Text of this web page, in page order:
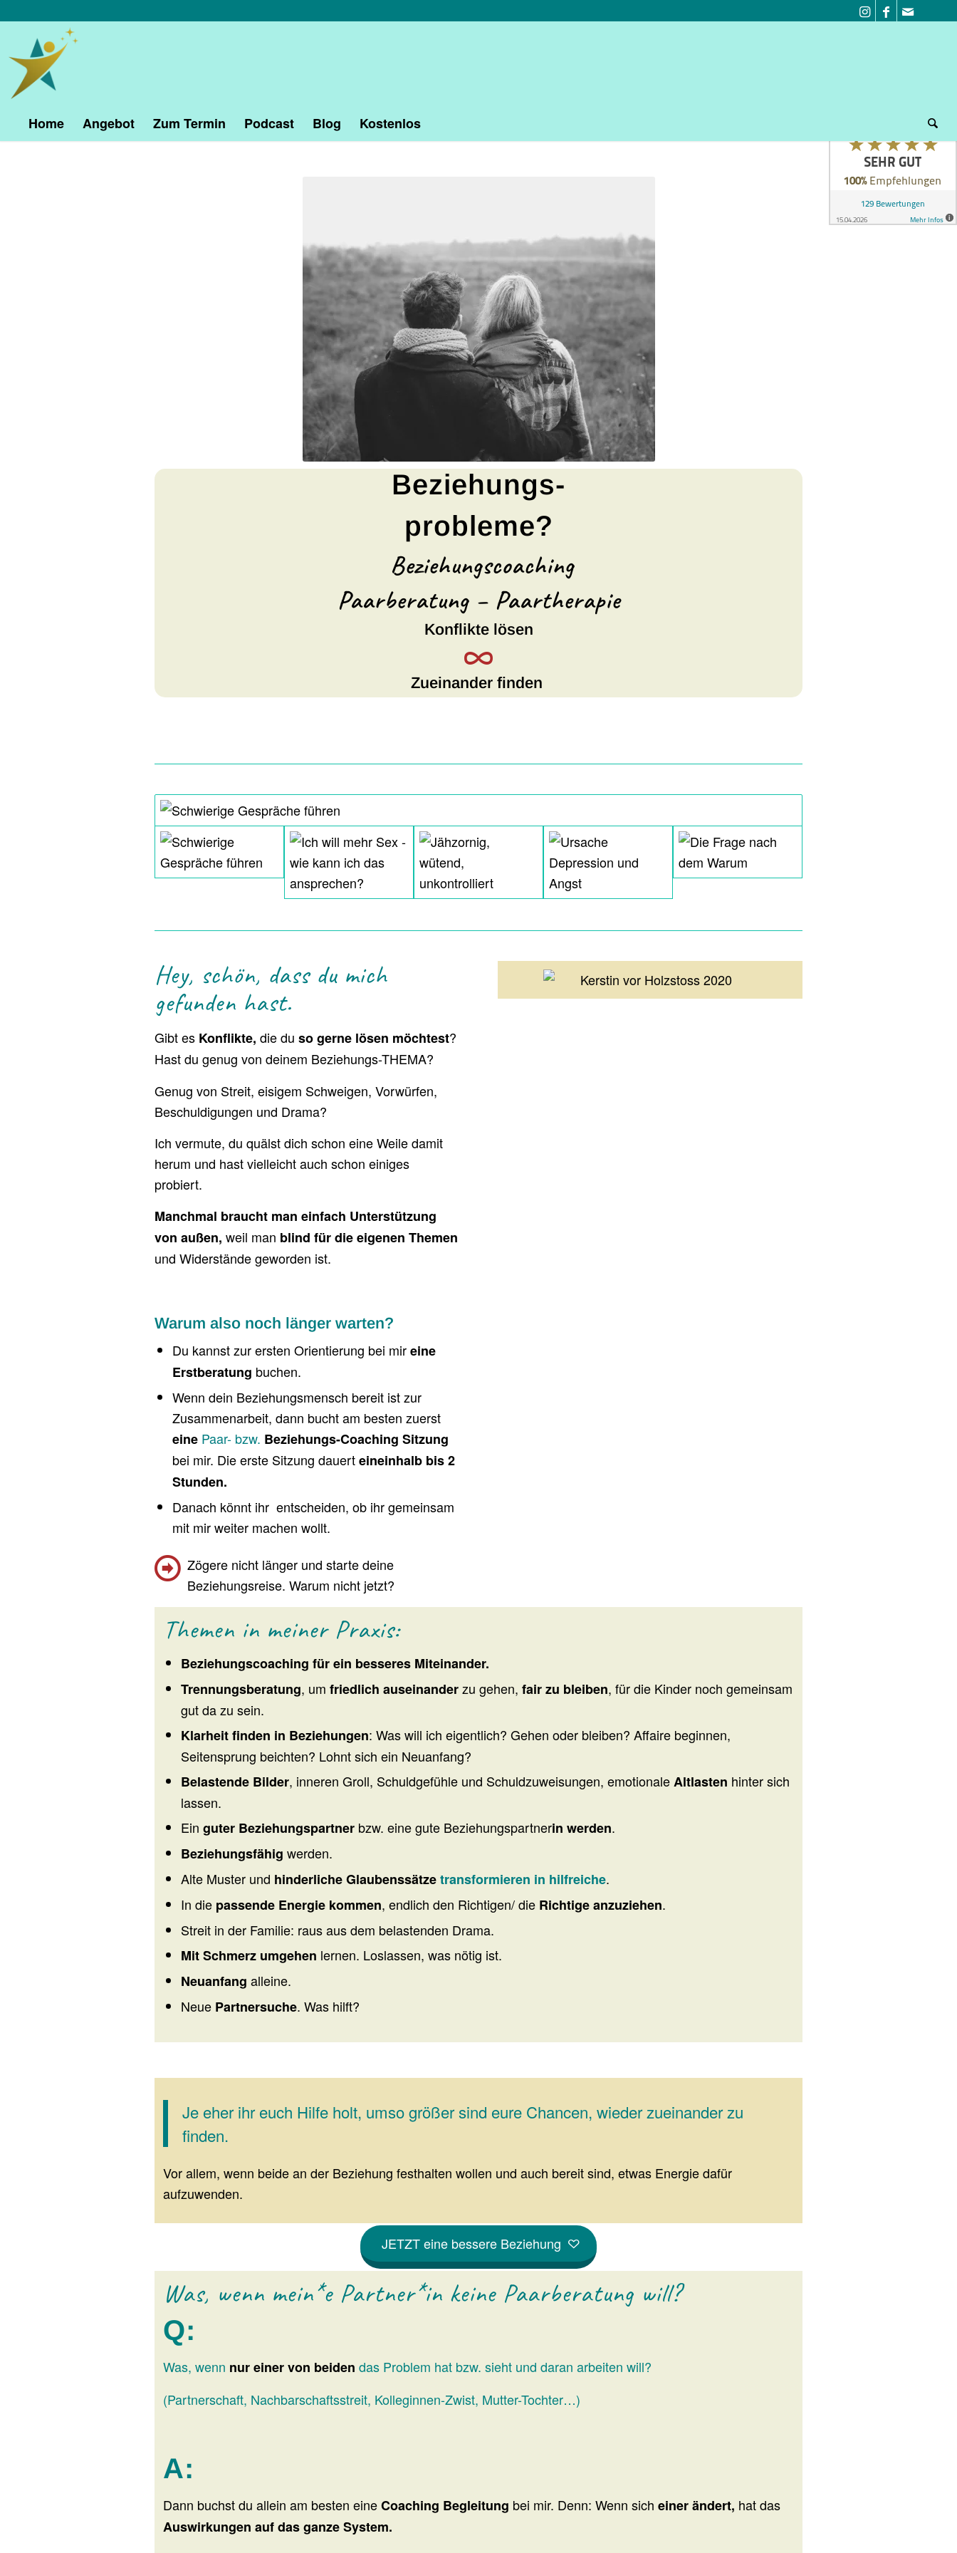
Home Angebot Zum Termin Podcast Blog Kostenlos
Beziehungs-
probleme?
Beziehungscoaching
Paarberatung – Paartherapie
Konflikte lösen
Zueinander finden
Hey, schön, dass du mich
gefunden hast.
Gibt es Konflikte, die du so gerne lösen möchtest?
Hast du genug von deinem Beziehungs-THEMA?
Genug von Streit, eisigem Schweigen, Vorwürfen,
Beschuldigungen und Drama?
Ich vermute, du quälst dich schon eine Weile damit
herum und hast vielleicht auch schon einiges
probiert.
Manchmal braucht man einfach Unterstützung
von außen, weil man blind für die eigenen Themen
und Widerstände geworden ist.
Warum also noch länger warten?
Du kannst zur ersten Orientierung bei mireine
Erstberatung buchen.
Wenn dein Beziehungsmensch bereit ist zur
Zusammenarbeit, dann bucht am besten zuerst
eine Paar- bzw. Beziehungs-Coaching Sitzung
bei mir. Die erste Sitzung dauerteineinhalb bis 2
Stunden.
Danach könnt ihr entscheiden, ob ihr gemeinsam
mit mir weiter machen wollt.
Zögere nicht länger und starte deine
Beziehungsreise. Warum nicht jetzt?
Themen in meiner Praxis:
Beziehungscoaching für ein besseres Miteinander.
Trennungsberatung, um friedlich auseinanderzu gehen, fair zu bleiben, für die Kinder noch gemeinsam
gut da zu sein.
Klarheit finden in Beziehungen: Was will ich eigentlich? Gehen oder bleiben? Affaire beginnen,
Seitensprung beichten? Lohnt sich ein Neuanfang?
Belastende Bilder, inneren Groll, Schuldgefühle und Schuldzuweisungen, emotionaleAltlasten hinter sich
lassen.
Ein guter Beziehungspartner bzw. eine gute Beziehungspartnerin werden.
Beziehungsfähig werden.
Alte Muster und hinderliche Glaubenssätzetransformieren in hilfreiche.
In die passende Energie kommen, endlich den Richtigen/ die Richtige anzuziehen.
Streit in der Familie: raus aus dem belastenden Drama.
Mit Schmerz umgehen lernen. Loslassen, was nötig ist.
Neuanfang alleine.
Neue Partnersuche. Was hilft?
Je eher ihr euch Hilfe holt, umso größer sind eure Chancen, wieder zueinander zu
finden.
Vor allem, wenn beide an der Beziehung festhalten wollen und auch bereit sind, etwas Energie dafür
aufzuwenden.
JETZT eine bessere Beziehung
Was, wenn mein*e Partner*in keine Paarberatung will?
Q:
Was, wenn nur einer von beiden das Problem hat bzw. sieht und daran arbeiten will?
(Partnerschaft, Nachbarschaftsstreit, Kolleginnen-Zwist, Mutter-Tochter…)
A:
Dann buchst du allein am besten eineCoaching Begleitung bei mir. Denn: Wenn sich einer ändert, hat das
Auswirkungen auf das ganze System.